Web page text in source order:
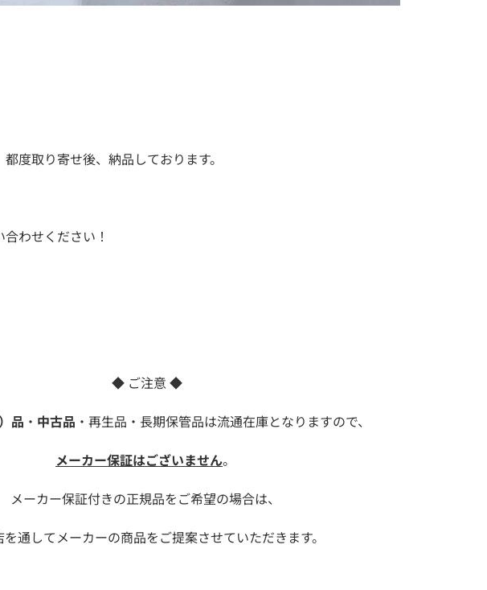
取り寄せ後、納品しております。
わせください！
◆ ご注意 ◆
品 ・ 中古品 ・再生品・長期保管品は流通在庫となりますので、
メーカー保証はございません。
メーカー保証付きの正規品をご希望の場合は、
通してメーカーの商品をご提案させていただきます。